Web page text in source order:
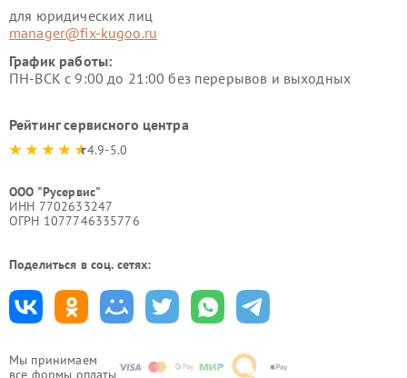
Мы принимаем
все формы оплаты
для юридических лиц
manager@fix-kugoo.ru
График работы:
ПН-ВСК с 9:00 до 21:00 без перерывов и выходных
Рейтинг сервисного центра
4.9-5.0
ООО "Русервис"
ИНН 7702633247
ОГРН 1077746335776
Поделиться в соц. сетях: